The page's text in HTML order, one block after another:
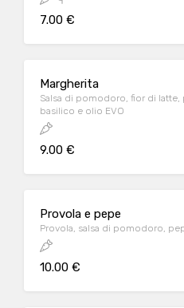
7.00 €
Margherita
Salsa di pomodoro, fior di latte,
basilico e olio EVO
9.00 €
Provola e pepe
Provola, salsa di pomodoro,
10.00 €